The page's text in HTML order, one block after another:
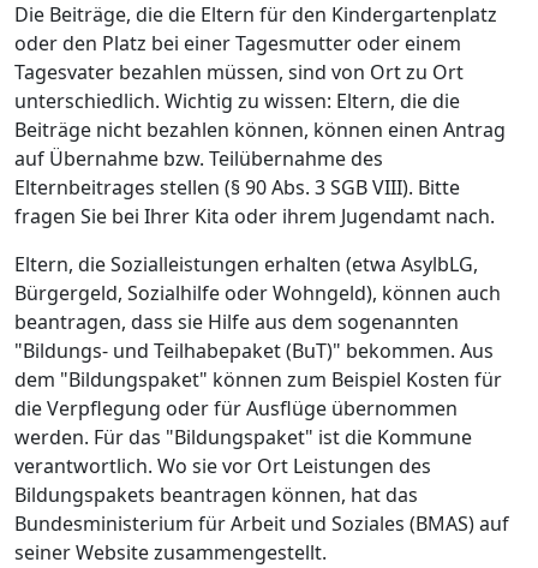
Die Beiträge, die die Eltern für den Kindergartenplatz
oder den Platz bei einer Tagesmutter oder einem
Tagesvater bezahlen müssen, sind von Ort zu Ort
unterschiedlich. Wichtig zu wissen: Eltern, die die
Beiträge nicht bezahlen können, können einen Antrag
auf Übernahme bzw. Teilübernahme des
Elternbeitrages stellen (§ 90 Abs. 3 SGB VIII). Bitte
fragen Sie bei Ihrer Kita oder ihrem Jugendamt nach.
Eltern, die Sozialleistungen erhalten (etwa AsylbLG,
Bürgergeld, Sozialhilfe oder Wohngeld), können auch
beantragen, dass sie Hilfe aus dem sogenannten
"Bildungs- und Teilhabepaket (BuT)" bekommen. Aus
dem "Bildungspaket" können zum Beispiel Kosten für
die Verpflegung oder für Ausflüge übernommen
werden. Für das "Bildungspaket" ist die Kommune
verantwortlich. Wo sie vor Ort Leistungen des
Bildungspakets beantragen können, hat das
Bundesministerium für Arbeit und Soziales (BMAS) auf
seiner Website zusammengestellt.